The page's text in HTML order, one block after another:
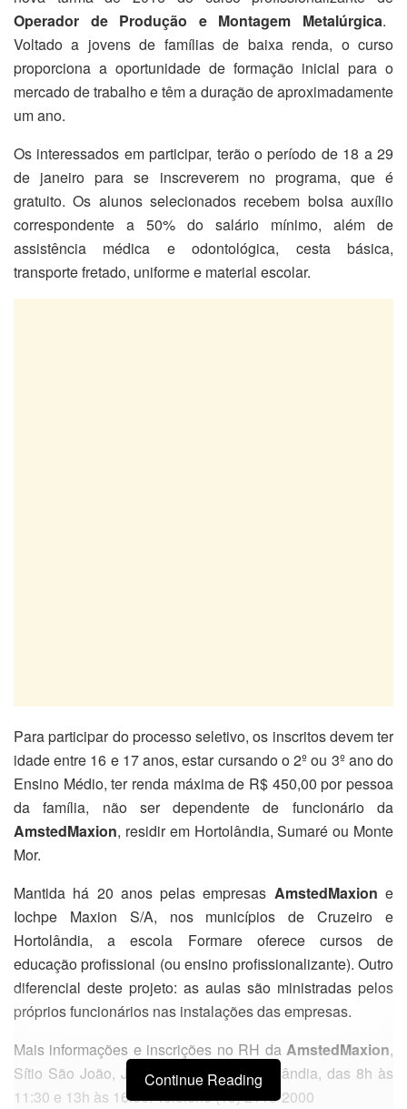
Operador de Produção e Montagem Metalúrgica.
Voltado a jovens de famílias de baixa renda, o curso
proporciona a oportunidade de formação inicial para o
mercado de trabalho e têm a duração de aproximadamente
um ano.
Os interessados em participar, terão o período de 18 a 29
de janeiro para se inscreverem no programa, que é
gratuito. Os alunos selecionados recebem bolsa auxílio
correspondente a 50% do salário mínimo, além de
assistência médica e odontológica, cesta básica,
transporte fretado, uniforme e material escolar.
Para participar do processo seletivo, os inscritos devem ter
idade entre 16 e 17 anos, estar cursando o 2º ou 3º ano do
Ensino Médio, ter renda máxima de R$ 450,00 por pessoa
da família, não ser dependente de funcionário da
AmstedMaxion, residir em Hortolândia, Sumaré ou Monte
Mor.
Mantida há 20 anos pelas empresas AmstedMaxion e
Iochpe Maxion S/A, nos municípios de Cruzeiro e
Hortolândia, a escola Formare oferece cursos de
educação profissional (ou ensino profissionalizante). Outro
diferencial deste projeto: as aulas são ministradas pelos
próprios funcionários nas instalações das empresas.
Mais informações e inscrições no RH da AmstedMaxion,
Sítio São João, Jd. São Camilo – Hortolândia, das 8h às
11:30 e 13h às 16:30. Telefone (19) 2118-2000
Continue Reading